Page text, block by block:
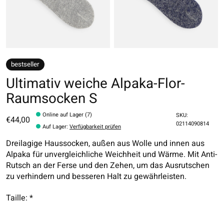
bestseller
Ultimativ weiche Alpaka-Flor-
Raumsocken S
€44,00
Online auf Lager (7)
Auf Lager:Verfügbarkeit prüfen
SKU:
02114090814
Dreilagige Haussocken, außen aus Wolle und innen aus
Alpaka für unvergleichliche Weichheit und Wärme. Mit Anti-
Rutsch an der Ferse und den Zehen, um das Ausrutschen
zu verhindern und besseren Halt zu gewährleisten.
Taille: *